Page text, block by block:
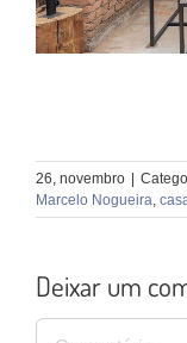
26, novembro
Marcelo Nogueira,
Deixar um
Comentário